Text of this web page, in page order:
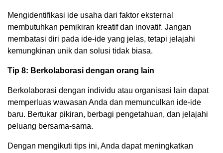
Mengidentifikasi ide usaha dari faktor eksternal
membutuhkan pemikiran kreatif dan inovatif. Jangan
membatasi diri pada ide-ide yang jelas, tetapi jelajahi
kemungkinan unik dan solusi tidak biasa.
Tip 8: Berkolaborasi dengan orang lain
Berkolaborasi dengan individu atau organisasi lain dapat
memperluas wawasan Anda dan memunculkan ide-ide
baru. Bertukar pikiran, berbagi pengetahuan, dan jelajahi
peluang bersama-sama.
Dengan mengikuti tips ini, Anda dapat meningkatkan